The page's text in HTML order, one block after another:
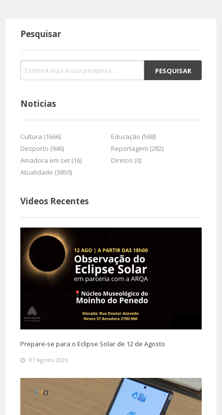
Pesquisar
Noticias
Cultura (1666)
Educação (568)
Desporto (946)
Reportagem (282)
Amadora em set (16)
Diretos (0)
Atualidade (3850)
Videos Recentes
Prepare-se para o Eclipse Solar de 12 de Agosto
07 Agosto 2026